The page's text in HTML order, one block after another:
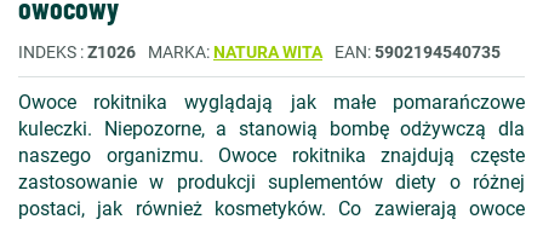
owocowy
INDEKS Z1026 MARKA NATURA WITA EAN 5902194540735
Owoce rokitnika wyglądają jak małe pomarańczowe
kuleczki. Niepozorne, a stanowią bombę odżywczą dla
naszego organizmu. Owoce rokitnika znajdują częste
zastosowanie w produkcji suplementów diety o różnej
postaci, jak również kosmetyków. Co zawierają owoce